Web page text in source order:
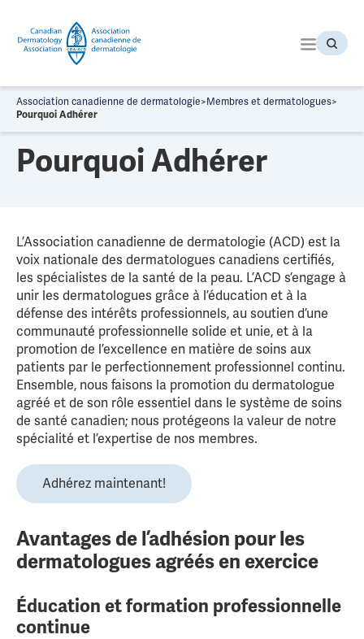
u
Association canadienne de dermatologie>Membres et dermatologues>
Pourquoi Adhérer
Pourquoi Adhérer
L’Association canadienne de dermatologie (ACD) est la
voix nationale des dermatologues canadiens certifiés,
les spécialistes de la santé de la peau. L’ACD s’engage à
unir les dermatologues grâce à l’éducation et à la
défense des intérêts professionnels, au soutien d’une
communauté professionnelle solide et unie, et à la
promotion de l’excellence en matière de soins aux
patients par le perfectionnement professionnel continu.
Ensemble, nous faisons la promotion du dermatologue
agréé et de son rôle essentiel dans le système de soins
de santé canadien; nous protégeons la valeur de notre
spécialité et l’expertise de nos membres.
Adhérez maintenant!
Avantages de l’adhésion pour les
dermatologues agréés en exercice
Éducation et formation professionnelle
continue